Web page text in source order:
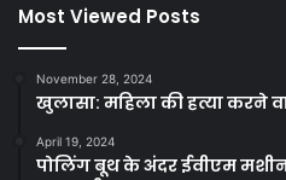
Most Viewed Posts
November 28, 2024
खुलासा: महिला की हत्या करने
April 19, 2024
पोलिंग बूथ के अंदर ईवीएम